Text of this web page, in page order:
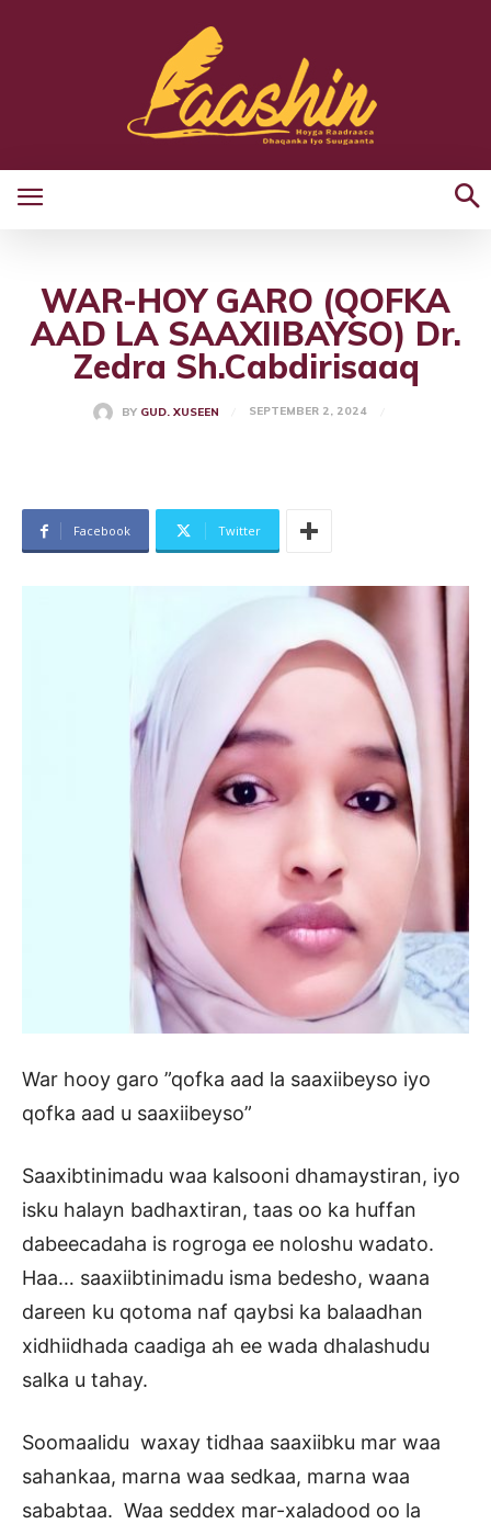
WAR-HOY GARO (QOFKA
AAD LA SAAXIIBAYSO) Dr.
Zedra Sh.Cabdirisaaq
BY GUD. XUSEEN SEPTEMBER 2, 2024
Facebook Twitter
War hooy garo ”qofka aad la saaxiibeyso iyo
qofka aad u saaxiibeyso”
Saaxibtinimadu waa kalsooni dhamaystiran, iyo
isku halayn badhaxtiran, taas oo ka huffan
dabeecadaha is rogroga ee noloshu wadato.
Haa… saaxiibtinimadu isma bedesho, waana
dareen ku qotoma naf qaybsi ka balaadhan
xidhiidhada caadiga ah ee wada dhalashudu
salka u tahay.
Soomaalidu waxay tidhaa saaxiibku mar waa
sahankaa, marna waa sedkaa, marna waa
sababtaa. Waa seddex mar-xaladood oo la